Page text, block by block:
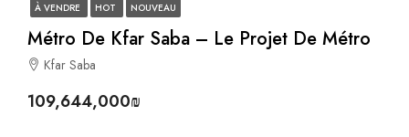
À VENDRE HOT NOUVEAU
Métro De Kfar Saba – Le Projet De Métro
Kfar Saba
109,644,000₪